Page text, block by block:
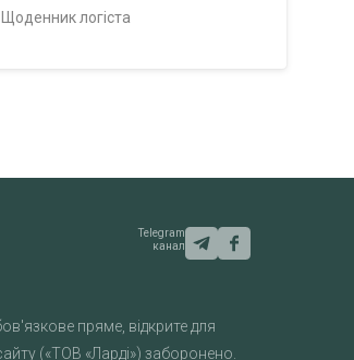
Щоденник логіста
Telegram
канал
пряме, відкрите для
(«ТОВ «Ларді») заборонено.